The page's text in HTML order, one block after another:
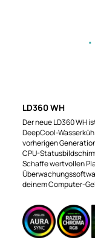
LD360 WH
Der neue LD360 WH
DeepCool-
vorherigen
CPU-
Schaffe wertvollen
deinem Computer-